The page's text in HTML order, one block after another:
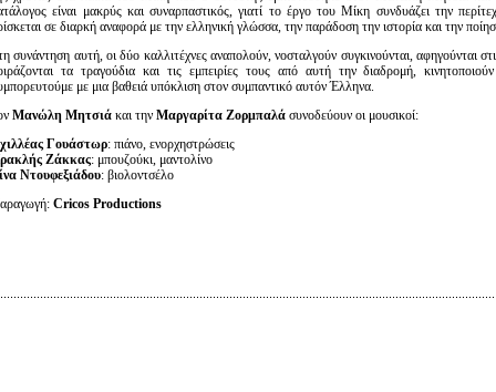
είναι μακρύς και συναρπαστικός, γιατί το έργο του Μίκη συνδυάζει την
σε διαρκή αναφορά με την ελληνική γλώσσα, την παράδοση την ιστορία και την
συνάντηση αυτή, οι δύο καλλιτέχνες αναπολούν, νοσταλγούν συγκινούνται, αφηγούνται
τα τραγούδια και τις εμπειρίες τους από αυτή την διαδρομή,
με μια βαθειά υπόκλιση στον συμπαντικό αυτόν Έλληνα.
Μανώλη Μητσιά και την Μαργαρίτα Ζορμπαλά συνοδεύουν οι μουσικοί:
Γουάστωρ: πιάνο, ενορχηστρώσεις
Ζάκκας: μπουζούκι, μαντολίνο
Ντουφεξιάδου: βιολοντσέλο
Cricos Productions